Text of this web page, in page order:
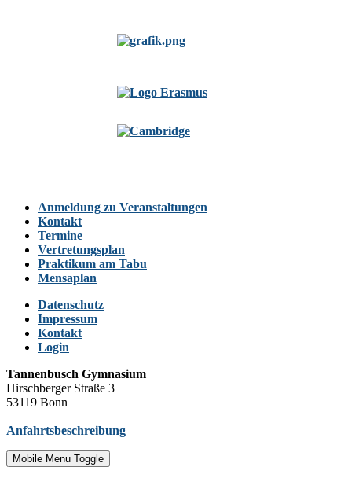
Anmeldung zu Veranstaltungen
Kontakt
Termine
Vertretungsplan
Praktikum am Tabu
Mensaplan
Datenschutz
Impressum
Kontakt
Login
Tannenbusch Gymnasium
Hirschberger Straße 3
53119 Bonn
Anfahrtsbeschreibung
Mobile Menu Toggle